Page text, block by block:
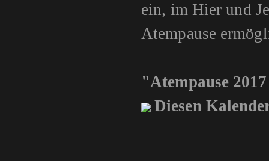
ein, im Hier und
Atempause
"Atempause
Diesen